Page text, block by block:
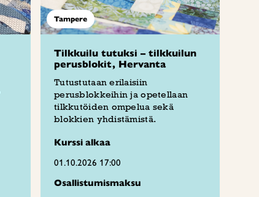
Tampere
Tilkkuilu tutuksi – tilkkuilun
perusblokit, Hervanta
Tutustutaan erilaisiin
perusblokkeihin ja opetellaan
tilkkutöiden ompelua sekä
blokkien yhdistämistä.
Kurssi alkaa
01.10.2026 17:00
Osallistumismaksu